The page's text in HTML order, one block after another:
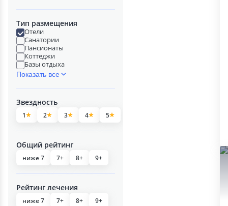
Тип размещения
Отели
Санатории
Пансионаты
Коттеджи
Базы отдыха
Показать все
Звездность
1 2 3 4 5
Общий рейтинг
ниже 7 7+ 8+ 9+
Рейтинг лечения
ниже 7 7+ 8+ 9+